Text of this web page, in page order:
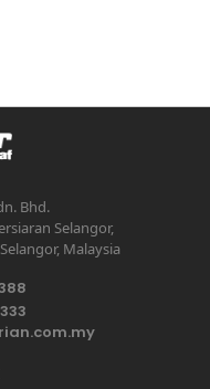
Bhd.
Selangor,
Malaysia